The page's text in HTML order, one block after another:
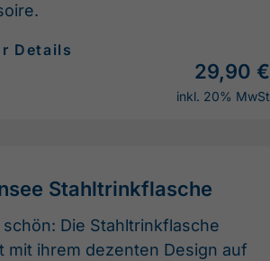
Details
29,90 €
inkl. 20% MwSt
Stahltrinkflasche
schön: Die Stahltrinkflasche
mit ihrem dezenten Design auf